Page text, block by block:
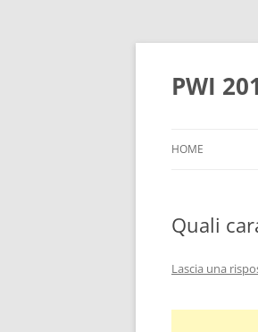
Vai
PWI
HOME
Quali
Lascia una